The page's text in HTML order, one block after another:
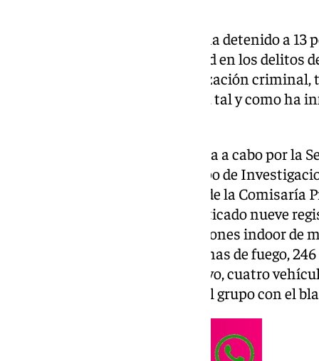
La Policía Nacional de Málaga ha detenido a
por su presunta responsabilidad en los delitos
capitales, pertenencia a organización
defraudación de fluido eléctrico, tal y como ha
En la operación «Golazo», llevada a cabo por la
UDYCO-Costa del Sol-, y el Grupo de
Localización de Activos -IPLA- de la Comisaría
de la Policía Nacional han practicado nueve
desmantelaron cuatro plantaciones indoor de
plantas de cannabis, cuatro armas de fuego,
blancas, 24.000 euros en efectivo, cuatro
documentación que relaciona al grupo con el